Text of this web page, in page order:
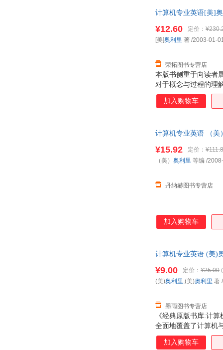
计算机专业英语[美]
本版书侧重于向读者
对于概念与过程的理
件、应用软件的基本
字处理软件、表格
输、网络系统结构、
¥12.60 定价：
荣拓图书专营店
[美]奥利里 著 /2003-01-
加入购物车
计算机专业英语 （美
¥15.92 定价：
丹纳赫图书专营店
（美） 奥利里 等编 /
加入购物车
计算机专业英语 (美)
《经典原版书库:计
全面地覆盖了计算机
原版书库:计算机专
英文词汇，提高专
¥9.00 定价： ¥25.00
墨雨图书专营店
(美)奥利里,(美)奥利里 著
加入购物车